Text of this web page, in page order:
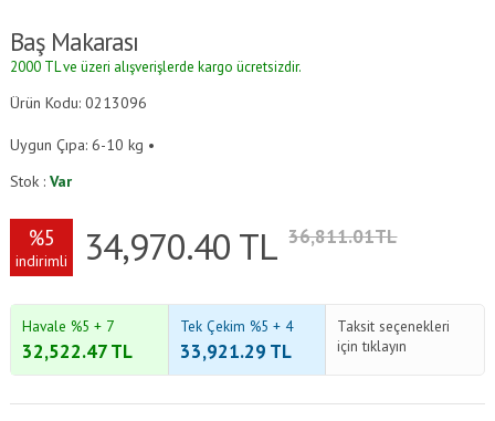
Baş Makarası
2000 TL ve üzeri alışverişlerde kargo ücretsizdir.
Ürün Kodu: 0213096
Uygun Çıpa: 6-10 kg •
Stok :Var
%5
indirimli 34,970.40 TL 36,811.01TL
Havale %5 + 7
32,522.47TL
Tek Çekim %5 + 4
33,921.29 TL
Taksit seçenekleri
için tıklayın